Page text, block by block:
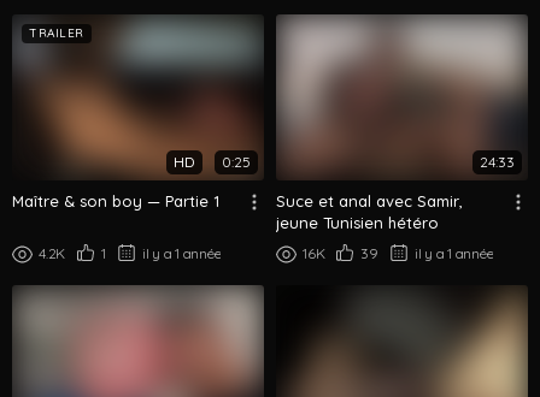
TRAILER
HD 0:25
Maître & son boy — Partie 1
4.2K 1 il y a 1 année
24:33
Suce et anal avec Samir,
jeune Tunisien hétéro
16K 39 il y a 1 année